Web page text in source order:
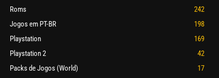
Roms
242
Jogos em PT-BR
198
Playstation
169
Playstation 2
42
Packs de Jogos (World)
17